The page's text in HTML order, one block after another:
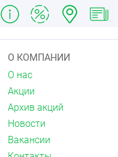
О КОМПАНИИ
О нас
Акции
Архив акций
Новости
Вакансии